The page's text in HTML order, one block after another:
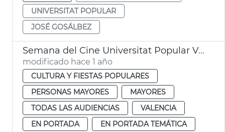
UNIVERSITAT POPULAR
JOSÉ GOSÁLBEZ
Semana del Cine Universitat Popular València
modificado hace 1 año
CULTURA Y FIESTAS POPULARES
PERSONAS MAYORES
MAYORES
TODAS LAS AUDIENCIAS
VALENCIA
EN PORTADA
EN PORTADA TEMÁTICA